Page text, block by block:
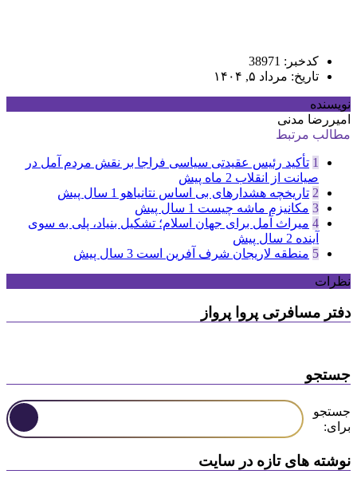
کدخبر: 38971
تاریخ: مرداد ۵, ۱۴۰۴
نویسنده
امیررضا مدنی
مطالب مرتبط
1 تأکید رئیس عقیدتی سیاسی فراجا بر نقش مردم آمل در
صیانت از انقلاب 2 ماه پیش
2 تاریخچه هشدارهای بی اساس نتانیاهو 1 سال پیش
3 مکانیزم ماشه چیست 1 سال پیش
4 میراث آمل برای جهان اسلام؛ تشکیل بنیاد، پلی به سوی
آینده 2 سال پیش
5 منطقه لاریجان شرف آفرین است 3 سال پیش
نظرات
دفتر مسافرتی پروا پرواز
جستجو
جستجو
برای:
نوشته های تازه در سایت